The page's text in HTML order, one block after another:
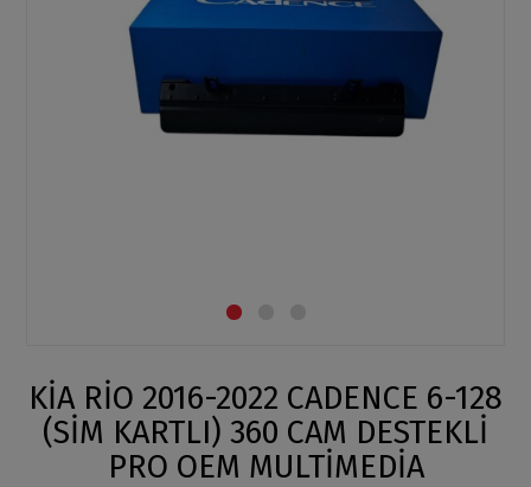
KİA RİO 2016-2022 CADENCE 6-128
(SİM KARTLI) 360 CAM DESTEKLİ
PRO OEM MULTİMEDİA